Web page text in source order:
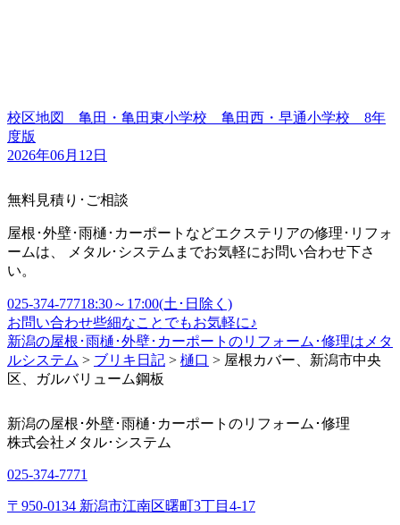
校区地図 亀田・亀田東小学校 亀田西・早通小学校 8年
度版
2026年06月12日
無料見積り･ご相談
屋根･外壁･雨樋･カーポートなどエクステリアの修理･リフォ
ームは、 メタル･システムまでお気軽にお問い合わせ下さ
い。
025-374-77718:30～17:00(土･日除く)
お問い合わせ些細なことでもお気軽に♪
新潟の屋根･雨樋･外壁･カーポートのリフォーム･修理はメタ
ルシステム > ブリキ日記 > 樋口 > 屋根カバー、新潟市中央
区、ガルバリューム鋼板
新潟の屋根･外壁･雨樋･カーポートのリフォーム･修理
株式会社 メタル･システム
025-374-7771
〒950-0134 新潟市江南区曙町3丁目4-17